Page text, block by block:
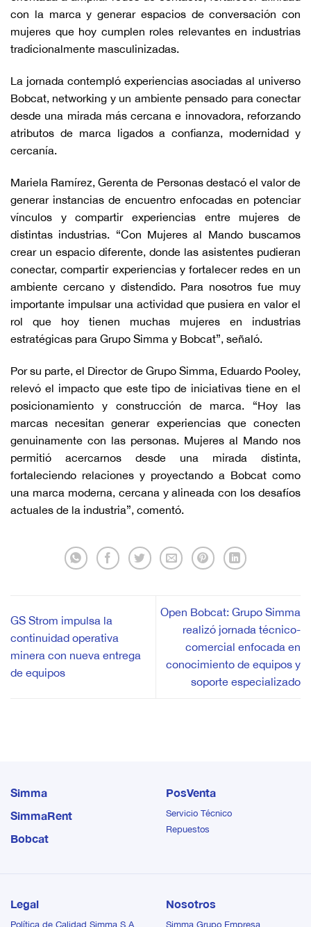
con la marca y generar espacios de conversación con
mujeres que hoy cumplen roles relevantes en industrias
tradicionalmente masculinizadas.
La jornada contempló experiencias asociadas al universo
Bobcat, networking y un ambiente pensado para conectar
desde una mirada más cercana e innovadora, reforzando
atributos de marca ligados a confianza, modernidad y
cercanía.
Mariela Ramírez, Gerenta de Personas destacó el valor de
generar instancias de encuentro enfocadas en potenciar
vínculos y compartir experiencias entre mujeres de
distintas industrias. “Con Mujeres al Mando buscamos
crear un espacio diferente, donde las asistentes pudieran
conectar, compartir experiencias y fortalecer redes en un
ambiente cercano y distendido. Para nosotros fue muy
importante impulsar una actividad que pusiera en valor el
rol que hoy tienen muchas mujeres en industrias
estratégicas para Grupo Simma y Bobcat”, señaló.
Por su parte, el Director de Grupo Simma, Eduardo Pooley,
relevó el impacto que este tipo de iniciativas tiene en el
posicionamiento y construcción de marca. “Hoy las
marcas necesitan generar experiencias que conecten
genuinamente con las personas. Mujeres al Mando nos
permitió acercarnos desde una mirada distinta,
fortaleciendo relaciones y proyectando a Bobcat como
una marca moderna, cercana y alineada con los desafíos
actuales de la industria”, comentó.
GS Strom impulsa la
continuidad operativa
minera con nueva entrega
de equipos
Open Bobcat: Grupo Simma
realizó jornada técnico-
comercial enfocada en
conocimiento de equipos y
soporte especializado
Simma
SimmaRent
Bobcat
PosVenta
Servicio Técnico
Repuestos
Legal
Política de Calidad Simma S.A
Nosotros
Simma Grupo Empresa